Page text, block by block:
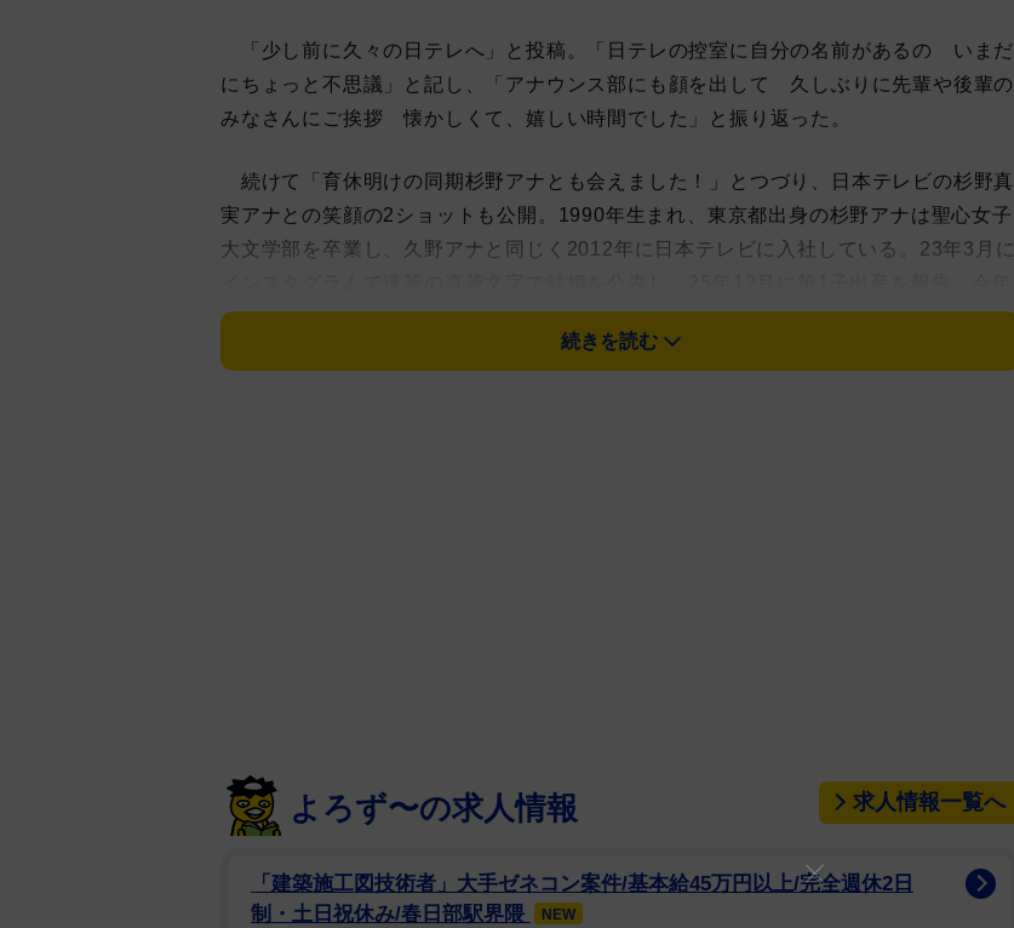
「少し前に久々の日テレへ」と投稿。「日テレの控室に自分の名前があるの いまだ
にちょっと不思議」と記し、「アナウンス部にも顔を出して 久しぶりに先輩や後輩の
みなさんにご挨拶 懐かしくて、嬉しい時間でした」と振り返った。
続けて「育休明けの同期杉野アナとも会えました！」とつづり、日本テレビの杉野真
実アナとの笑顔の2ショットも公開。1990年生まれ、東京都出身の杉野アナは聖心女子
大文学部を卒業し、久野アナと同じく2012年に日本テレビに入社している。23年3月に
5月12日には「産休・育休を経て、復職しました」と伝えている。
続きを読む
よろず〜の求人情報 求人情報一覧へ
「建築施工図技術者」大手ゼネコン案件/基本給45万円以上/完全週休2日
制・土日祝休み/春日部駅界隈
NEW